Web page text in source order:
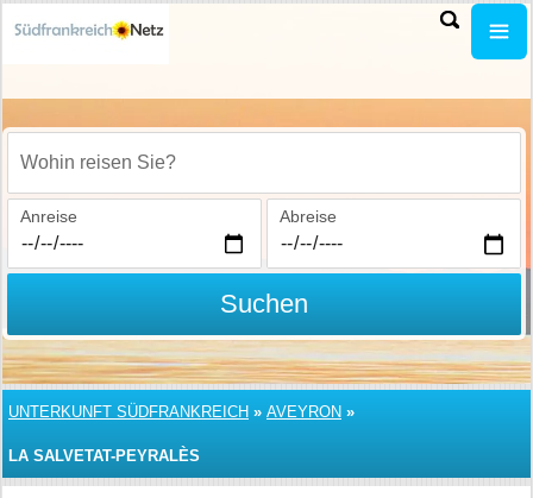
Wohin reisen Sie?
Anreise Abreise
Suchen
UNTERKUNFT SÜDFRANKREICH » AVEYRON »
LA SALVETAT-PEYRALÈS